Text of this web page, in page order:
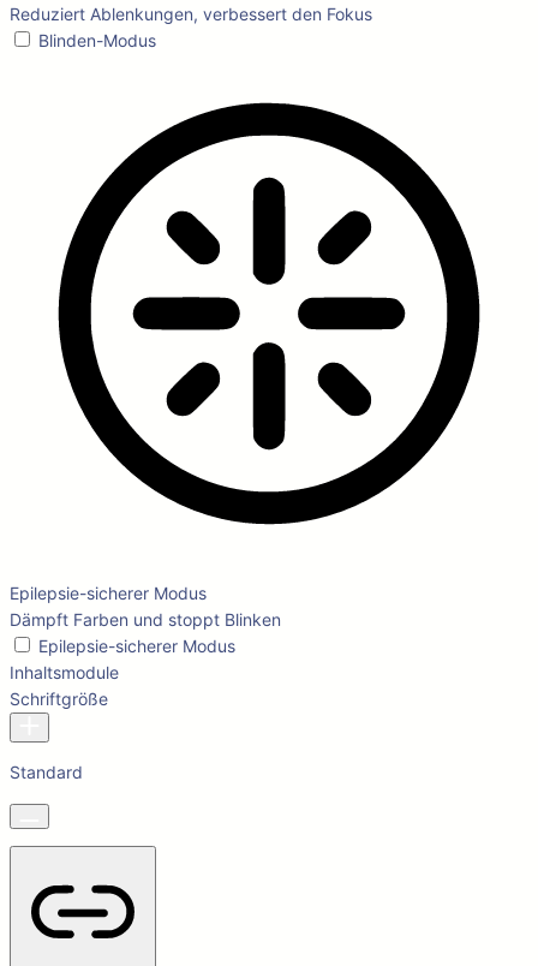
Reduziert Ablenkungen, verbessert den Fokus
Blinden-Modus
Epilepsie-sicherer Modus
Dämpft Farben und stoppt Blinken
Epilepsie-sicherer Modus
Inhaltsmodule
Schriftgröße
Standard